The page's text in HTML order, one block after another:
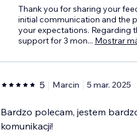
Thank you for sharing your
initial communication and the
your expectations. Regarding
support for 3 mon... Mostrar
5 Marcin 5 mar. 2025
Bardzo polecam, jestem
komunikacji!